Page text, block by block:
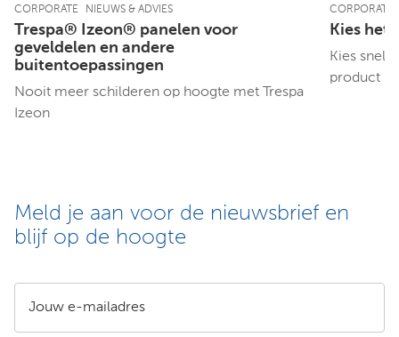
CORPORATE NIEUWS & ADVIES
Trespa® Izeon® panelen voor
geveldelen en andere
buitentoepassingen
Nooit meer schilderen op hoogte met Trespa
Izeon
CORPORATE
Kies het
Kies snel
product
Meld je aan voor de nieuwsbrief en
blijf op de hoogte
Jouw e-mailadres